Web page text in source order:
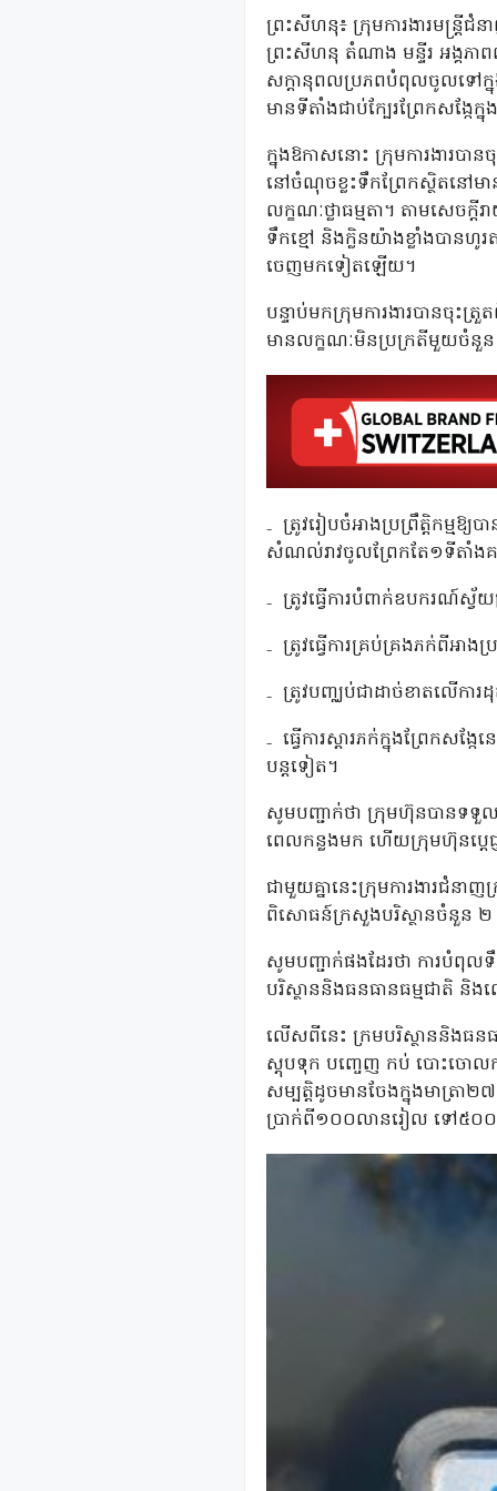
ព្រះសីហនុ៖ ក្រុមការងារមន្ត្រីជំ
ព្រះសីហនុ តំណាង មន្ទីរ អង្គភាព
សក្តានុពលប្រភពបំពុលចូលទៅក្នុ
មានទីតាំងជាប់ក្បែរព្រែកសង្កែក្
ក្នុងឱកាសនោះ ក្រុមការងារបា
នៅចំណុចខ្លះទឹកព្រែកស្ថិតនៅ
លក្ខណៈថ្លាធម្មតា។ តាមសេចក្
ទឹកខ្មៅ និងក្លិនយ៉ាងខ្លាំងបានហូ
ចេញមកទៀតឡើយ។
បន្ទាប់មកក្រុមការងារបានចុ
មានលក្ខណៈមិនប្រក្រតីមួយចំនួន ដ
₋ ត្រូវរៀបចំអាងប្រព្រឹត្តិកម្មឱ្យ
សំណល់រាវចូលព្រែកតែ១ទីតាំង
₋ ត្រូវធ្វើការបំពាក់ឧបករណ៍ស្
₋ ត្រូវធ្វើការគ្រប់គ្រងភក់ពីអាង
₋ ត្រូវបញ្ឈប់ជាដាច់ខាតលើកា
₋ ធ្វើការស្តារភក់ក្នុងព្រែកស
បន្តទៀត។
សូមបញ្ជាក់ថា ក្រុមហ៊ុនបានទទួ
ពេលកន្លងមក ហើយក្រុមហ៊ុនប្តេ
ជាមួយគ្នានេះក្រុមការងារជំន
ពិសោធន៍ក្រសួងបរិស្ថានចំនួន ២ ទី
សូមបញ្ជាក់ផងដែរថា ការបំពុល
បរិស្ថាននិងធនធានធម្មជាតិ និង
លើសពីនេះ ក្រមបរិស្ថាននិងធនធ
ស្តុបទុក បញ្ចេញ កប់ បោះចោល
សម្បត្តិដូចមានចែងក្នុងមាត្រា២
ប្រាក់ពី១០០លានរៀល ទៅ៥០